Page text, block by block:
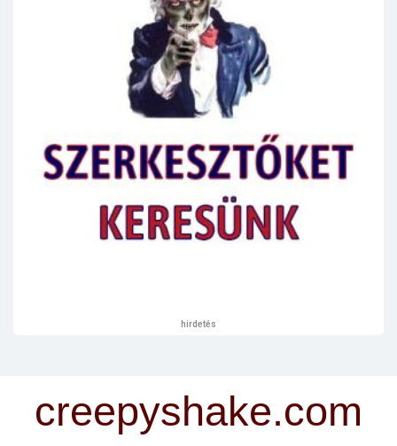
hirdetés
creepyshake.com